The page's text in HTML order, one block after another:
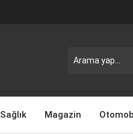
Sağlık Magazin